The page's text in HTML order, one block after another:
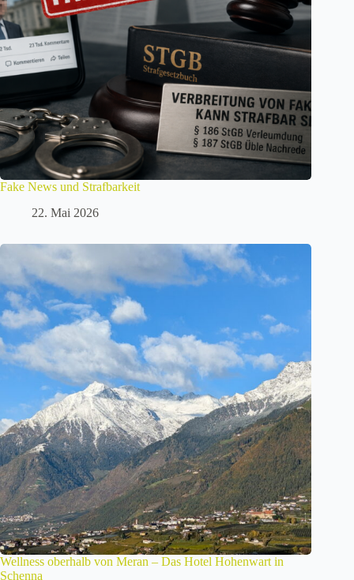
Fake News und Strafbarkeit
22. Mai 2026
Wellness oberhalb von Meran – Das Hotel Hohenwart in
Schenna